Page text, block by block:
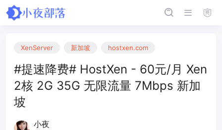
XenServer 新加坡 hostxen.com
#提速降费# HostXen - 60元/月 Xen
2核 2G 35G 无限流量 7Mbps 新加
坡
小夜